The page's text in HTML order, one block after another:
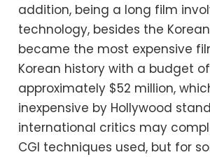
addition, being a long film
technology, besides the
became the most expensive
Korean history with a budget of
approximately $52 million,
inexpensive by Hollywood
international critics may
CGI techniques used, but for